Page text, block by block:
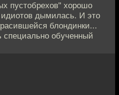
пустобрехов" хорошо
идиотов дымилась. И это
блондинки...
специально обученный